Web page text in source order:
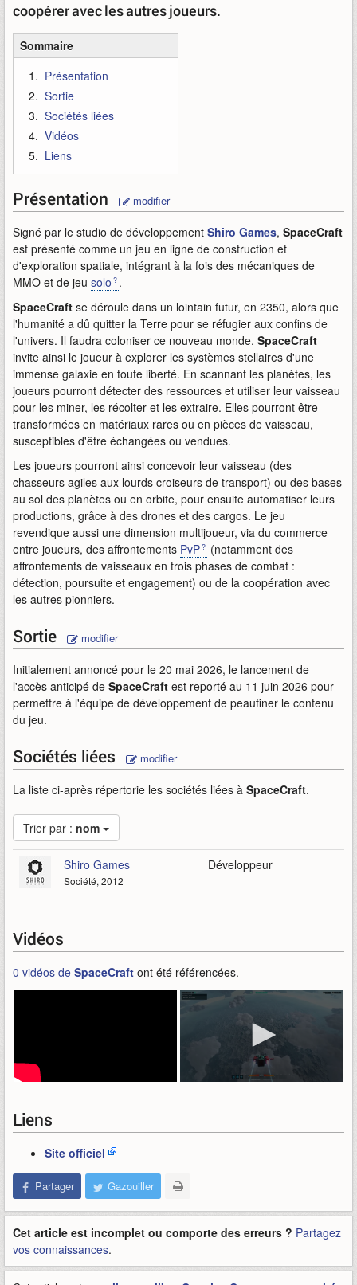
coopérer avec les autres joueurs.
Sommaire
Présentation
Sortie
Sociétés liées
Vidéos
Liens
Présentation modifier
Signé par le studio de développement Shiro Games, SpaceCraft
est présenté comme un jeu en ligne de construction et
d'exploration spatiale, intégrant à la fois des mécaniques de
MMO et de jeu solo .
SpaceCraft se déroule dans un lointain futur, en 2350, alors que
l'humanité a dû quitter la Terre pour se réfugier aux confins de
l'univers. Il faudra coloniser ce nouveau monde. SpaceCraft
invite ainsi le joueur à explorer les systèmes stellaires d'une
immense galaxie en toute liberté. En scannant les planètes, les
joueurs pourront détecter des ressources et utiliser leur vaisseau
pour les miner, les récolter et les extraire. Elles pourront être
transformées en matériaux rares ou en pièces de vaisseau,
susceptibles d'être échangées ou vendues.
Les joueurs pourront ainsi concevoir leur vaisseau (des
chasseurs agiles aux lourds croiseurs de transport) ou des bases
au sol des planètes ou en orbite, pour ensuite automatiser leurs
productions, grâce à des drones et des cargos. Le jeu
revendique aussi une dimension multijoueur, via du commerce
entre joueurs, des affrontements PvP
(notamment des
affrontements de vaisseaux en trois phases de combat :
détection, poursuite et engagement) ou de la coopération avec
les autres pionniers.
Sortie modifier
Initialement annoncé pour le 20 mai 2026, le lancement de
l'accès anticipé de SpaceCraft est reporté au 11 juin 2026 pour
permettre à l'équipe de développement de peaufiner le contenu
du jeu.
Sociétés liées modifier
La liste ci-après répertorie les sociétés liées à SpaceCraft.
Trier par : nom
Shiro Games
Société, 2012
Développeur
Vidéos
0 vidéos de SpaceCraft ont été référencées.
Liens
Site officiel
Partager Gazouiller
Cet article est incomplet ou comporte des erreurs ? Partagez
vos connaissances.